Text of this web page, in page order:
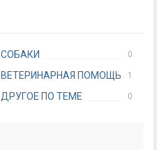
СОБАКИ 0
ВЕТЕРИНАРНАЯ ПОМОЩЬ 1
ДРУГОЕ ПО ТЕМЕ 0